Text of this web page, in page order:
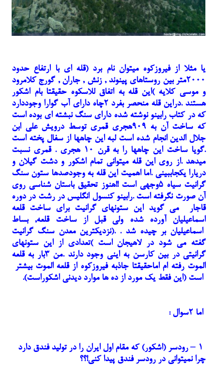
یا مثلا از فیروزکوه میتوان نام برد (قله ای با ارتفاع حدود
۲۰۰۰متر بین روستاهای پینوند , زنش , جاران , گورج کلامرود
و موسی کلایه )این قله به اتفاق للاسکوه حقیقتا بام اشکور
هستند .دراین قله منحصر بفرد ۲چاه دارای آب گوارا وجوددارد
که در کتاب رابینو نوشته شده دارای سنگ نبشته ای بوده است
که ساخت آن به ۹۰۹هجری قمری توسط درویش علی ابن
جلال الدین انجام شده است لبه این چاهها از سفال پخته است
.گویا ساخت این چاهها را به قرن ۱۰ هجری . قمری نسبت
میدهد .از روی این قله میتوانی تمام اشکور و دشت گیلان و
دریارا یکجاببینی .اما اهمیت این قله به وجودصدها ستون سنگ
گرانیت سیاه ۵وجهی است !!هنوز تحقیق باستان شناسی روی
آن صورت نگرفته است .رابینو کنسول انگلیس در رشت در دوره
قاجار می گوید این ستونهای گرانیت برای ساخت قلعه
اسماعیلیان آورده شده ولی قبل از ساخت قلعه, بساط
اسماعیلیان بر چیده شد . .(نزدیکترین معدن سنگ گرانیت
گفته می شود در لاهیجان است )تعدادی از این ستونهای
گرانیتی در بین کارسن به اینی وجود دارند .من ۳بار به قلعه
الموت رفته ام اماحقیقتا جاذبه فیروزکوه از قلعه الموت بیشتر
است (این فقط یک مورد از ده ها موارد دیدنی اشکوراست).
اما ۲سوال :
۱ – رودسر (اشکور) که مقام اول ایران را در تولید فندق دارد
چرا نمیتوانی در رودسر فندق پیدا کنی!؟؟